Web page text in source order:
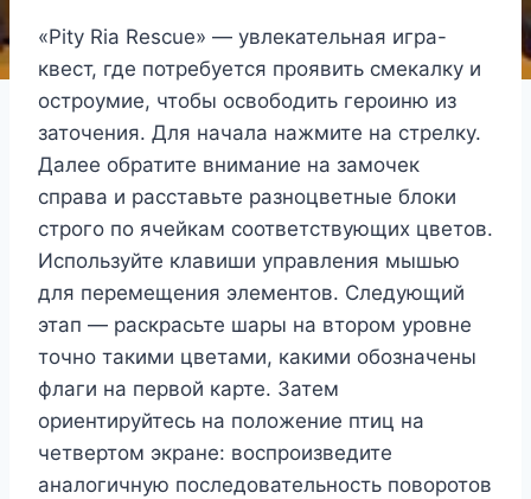
«Pity Ria Rescue» — увлекательная игра-
квест, где потребуется проявить смекалку и
остроумие, чтобы освободить героиню из
заточения. Для начала нажмите на стрелку.
Далее обратите внимание на замочек
справа и расставьте разноцветные блоки
строго по ячейкам соответствующих цветов.
Используйте клавиши управления мышью
для перемещения элементов. Следующий
этап — раскрасьте шары на втором уровне
точно такими цветами, какими обозначены
флаги на первой карте. Затем
ориентируйтесь на положение птиц на
четвертом экране: воспроизведите
аналогичную последовательность поворотов